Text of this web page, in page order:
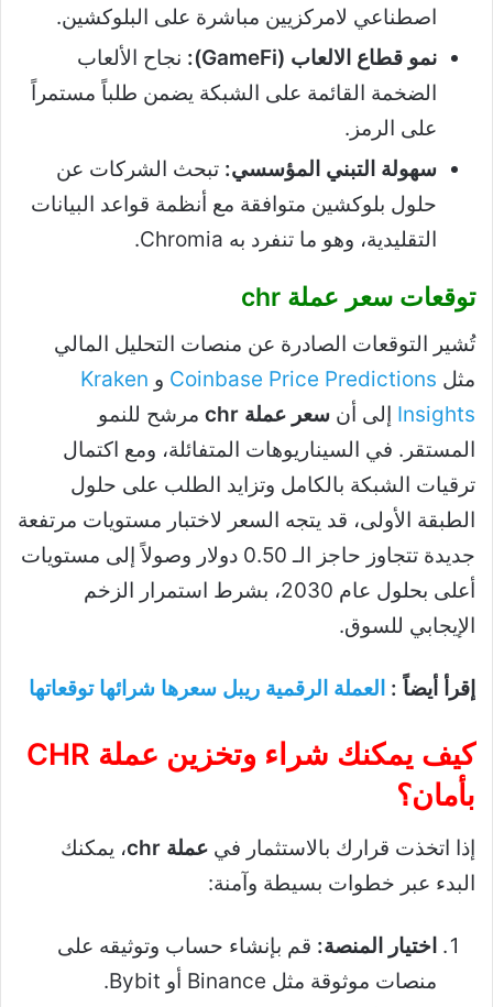
اصطناعي لامركزيين مباشرة على البلوكشين.
نمو قطاع الالعاب (GameFi):
نجاح الألعاب
الضخمة القائمة على الشبكة يضمن طلباً مستمراً
على الرمز.
سهولة التبني المؤسسي: تبحث الشركات عن
حلول بلوكشين متوافقة مع أنظمة قواعد البيانات
التقليدية، وهو ما تنفرد به Chromia.
توقعات سعر عملة chr
تُشير التوقعات الصادرة عن منصات التحليل المالي
مثل Coinbase Price Predictions و Kraken
Insights إلى أن سعر عملة chr
مرشح للنمو
المستقر. في السيناريوهات المتفائلة، ومع اكتمال
ترقيات الشبكة بالكامل وتزايد الطلب على حلول
الطبقة الأولى، قد يتجه السعر لاختبار مستويات مرتفعة
جديدة تتجاوز حاجز الـ 0.50 دولار وصولاً إلى مستويات
أعلى بحلول عام 2030، بشرط استمرار الزخم
الإيجابي للسوق.
إقرأ أيضاً : العملة الرقمية ريبل سعرها شرائها توقعاتها
كيف يمكنك شراء وتخزين عملة CHR
بأمان؟
إذا اتخذت قرارك بالاستثمار في عملة chr
، يمكنك
البدء عبر خطوات بسيطة وآمنة:
اختيار المنصة: قم بإنشاء حساب وتوثيقه على
منصات موثوقة مثل Binance أو Bybit.